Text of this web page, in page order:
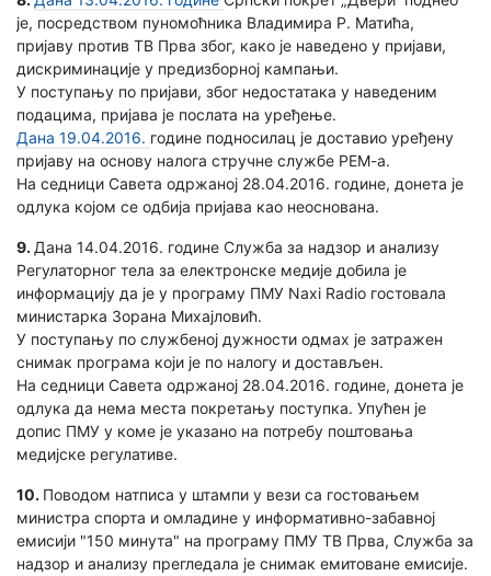
је, посредством пуномоћника Владимира Р. Матића,
пријаву против ТВ Прва због, како је наведено у пријави,
дискриминације у предизборној кампањи.
У поступању по пријави, због недостатака у наведеним
подацима, пријава је послата на уређење.
Дана 19.04.2016. године подносилац је доставио уређену
пријаву на основу налога стручне службе РЕМ-а.
На седници Савета одржаној 28.04.2016. године, донета је
одлука којом се одбија пријава као неоснована.
9. Дана 14.04.2016. године Служба за надзор и анализу
Регулаторног тела за електронске медије добила је
информацију да је у програму ПМУ Naxi Radio гостовала
министарка Зорана Михајловић.
У поступању по службеној дужности одмах је затражен
снимак програма који је по налогу и достављен.
На седници Савета одржаној 28.04.2016. године, донета је
одлука да нема места покретању поступка. Упућен је
допис ПМУ у коме је указано на потребу поштовања
медијске регулативе.
10. Поводом натписа у штампи у вези са гостовањем
министра спорта и омладине у информативно-забавној
емисији "150 минута" на програму ПМУ ТВ Прва, Служба за
надзор и анализу прегледала је снимак емитоване емисије.